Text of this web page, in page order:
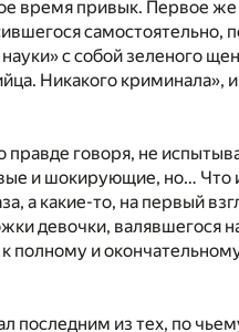
время привык. Первое
самостоятельно,
с собой зеленого
Никакого криминала»,
говоря, не
и шокирующие, но… Что
а какие-то, на первый
девочки, валявшегося
к полному и
последним из тех, по